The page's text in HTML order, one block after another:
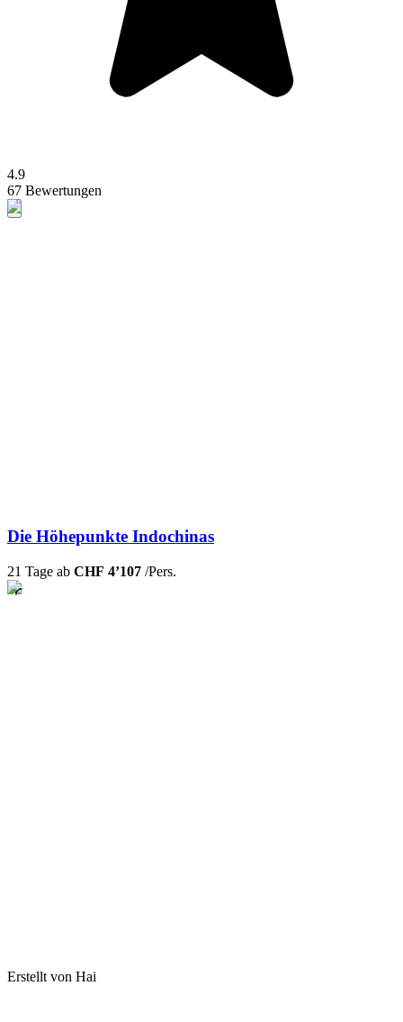
4.9
67 Bewertungen
Die Höhepunkte Indochinas
21 Tage ab CHF 4’107 /Pers.
Erstellt von Hai